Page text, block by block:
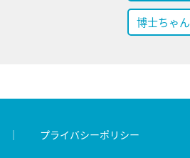
博士ちゃん
プライバシーポリシー